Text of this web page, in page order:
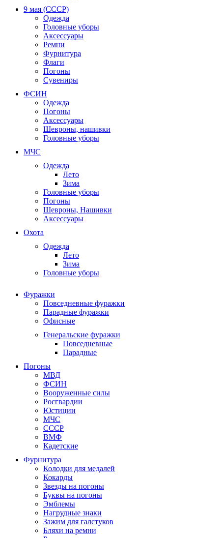
9 мая (СССР)
Одежда
Головные уборы
Аксессуары
Ремни
Фурнитура
Флаги
Погоны
Сувениры
ФСИН
Одежда
Погоны
Аксессуары
Шевроны, нашивки
Головные уборы
МЧС
Одежда
Лето
Зима
Головные уборы
Погоны
Шевроны, Нашивки
Аксессуары
Охота
Одежда
Лето
Зима
Головные уборы
Фуражки
Повседневные фуражки
Парадные фуражки
Офисные
Генеральские фуражки
Повседневные
Парадные
Погоны
МВД
ФСИН
Вооруженные силы
Росгвардии
Юстиции
МЧС
СССР
ВМФ
Кадетские
Фурнитура
Колодки для медалей
Кокарды
Звезды на погоны
Буквы на погоны
Эмблемы
Нагрудные знаки
Зажим для галстуков
Бляхи на ремни